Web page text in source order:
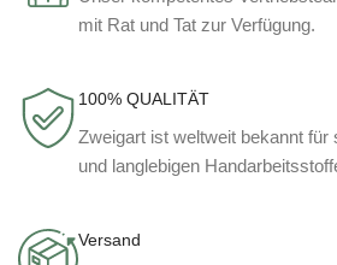
mit Rat und Tat zur Verfügung.
100% QUALITÄT
Zweigart ist weltweit bekannt für
und langlebigen
Versand